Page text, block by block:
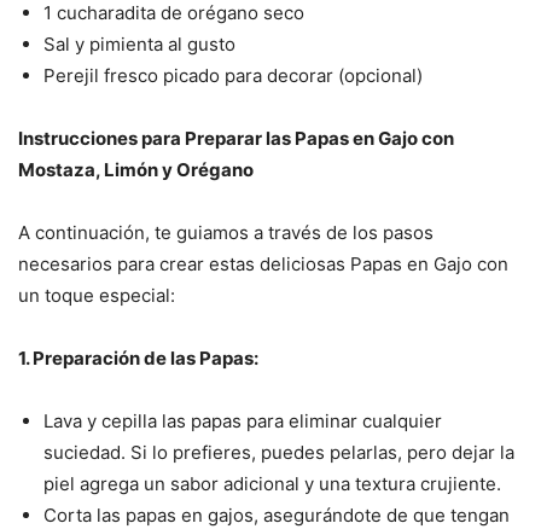
1 cucharadita de orégano seco
Sal y pimienta al gusto
Perejil fresco picado para decorar (opcional)
Instrucciones para Preparar las Papas en Gajo con
Mostaza, Limón y Orégano
A continuación, te guiamos a través de los pasos
necesarios para crear estas deliciosas Papas en Gajo con
un toque especial:
1. Preparación de las Papas:
Lava y cepilla las papas para eliminar cualquier
suciedad. Si lo prefieres, puedes pelarlas, pero dejar la
piel agrega un sabor adicional y una textura crujiente.
Corta las papas en gajos, asegurándote de que tengan